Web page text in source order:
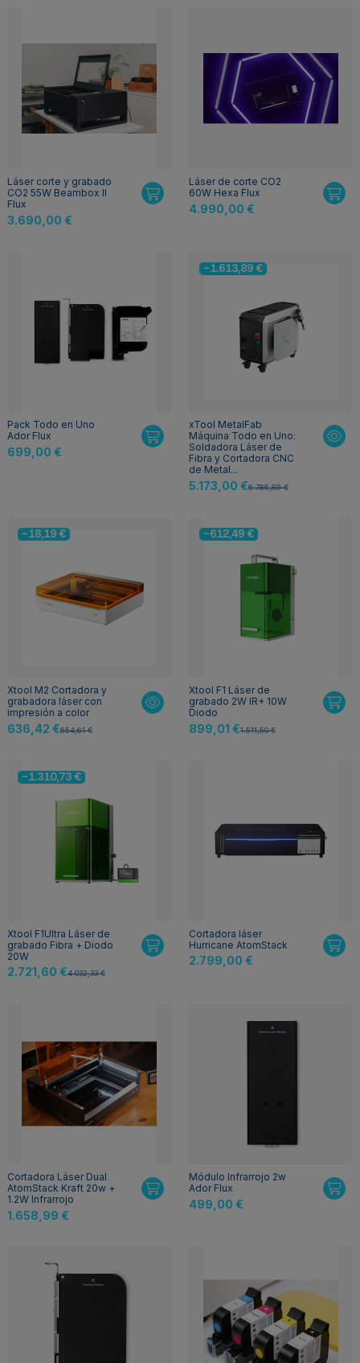
Láser corte y grabado
CO2 55W Beambox II
Flux
3.690,00 €
Láser de corte CO2
60W Hexa Flux
4.990,00 €
Pack Todo en Uno
Ador Flux
699,00 €
-1.613,89 €
xTool MetalFab
Máquina Todo en Uno:
Soldadora Láser de
Fibra y Cortadora CNC
de Metal...
5.173,00 €6.786,89 €
-18,19 €
Xtool M2 Cortadora y
grabadora láser con
impresión a color
636,42 €654,61 €
-612,49 €
Xtool F1 Láser de
grabado 2W IR+ 10W
Diodo
899,01 €1.511,50 €
-1.310,73 €
Xtool F1Ultra Láser de
grabado Fibra + Diodo
20W
2.721,60 €4.032,33 €
Cortadora láser
Hurricane AtomStack
2.799,00 €
Cortadora Láser Dual
AtomStack Kraft 20w +
1.2W Infrarrojo
1.658,99 €
Módulo Infrarrojo 2w
Ador Flux
499,00 €